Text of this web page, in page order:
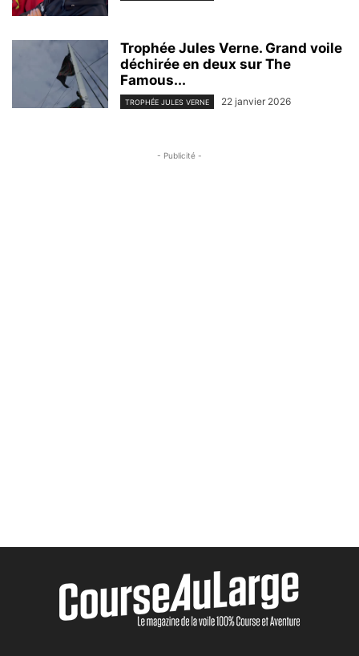
Trophée Jules Verne. Grand voile
déchirée en deux sur The
Famous...
TROPHÉE JULES VERNE 22 janvier 2026
- Publicité -